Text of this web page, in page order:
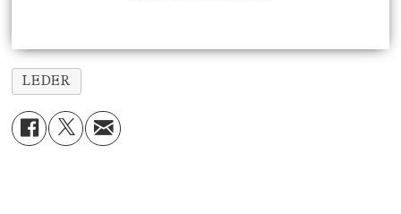
LEDER